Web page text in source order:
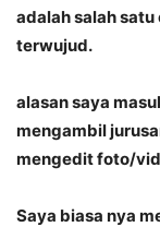
adalah salah
terwujud.
alasan saya
mengambil
mengedit foto/
Saya biasa nya